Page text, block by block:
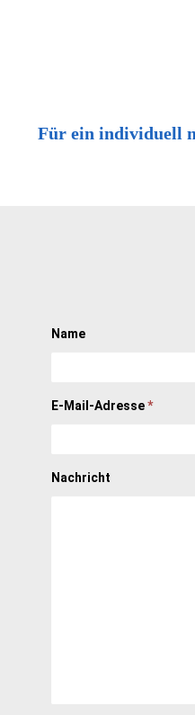
Für ein individuell
Name
E-Mail-Adresse*
Nachricht